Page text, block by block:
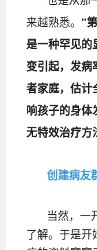
来越熟悉。 “
是一种罕见的
变引起，发病
者家庭，估计
响孩子的身体
无特效治疗方
创建病友
当然，一
了解。于是开